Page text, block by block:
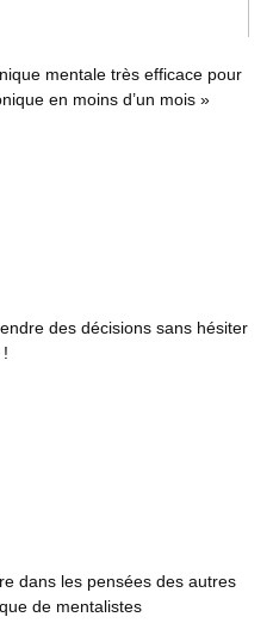
mentale très efficace pour
en moins d’un mois »
des décisions sans hésiter
!
dans les pensées des autres
de mentalistes